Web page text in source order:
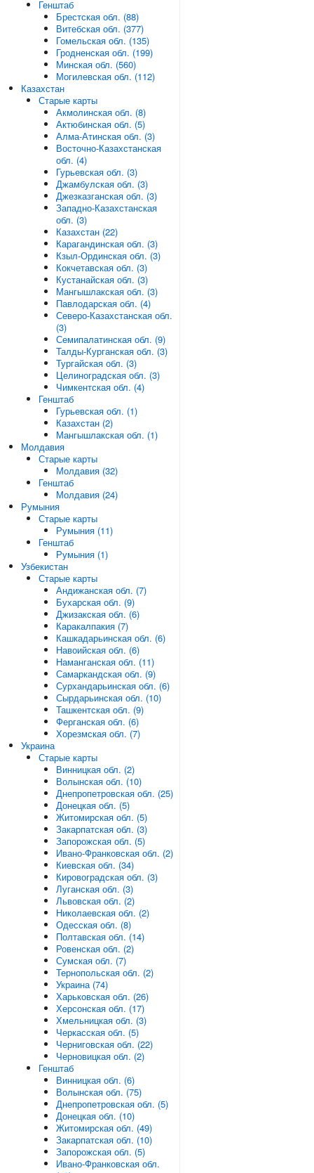
Генштаб
Брестская обл. (88)
Витебская обл. (377)
Гомельская обл. (135)
Гродненская обл. (199)
Минская обл. (560)
Могилевская обл. (112)
Казахстан
Старые карты
Акмолинская обл. (8)
Актюбинская обл. (5)
Алма-Атинская обл. (3)
Восточно-Казахстанская
обл. (4)
Гурьевская обл. (3)
Джамбулская обл. (3)
Джезказганская обл. (3)
Западно-Казахстанская
обл. (3)
Казахстан (22)
Карагандинская обл. (3)
Кзыл-Ординская обл. (3)
Кокчетавская обл. (3)
Кустанайская обл. (3)
Мангышлакская обл. (3)
Павлодарская обл. (4)
Северо-Казахстанская обл.
(3)
Семипалатинская обл. (9)
Талды-Курганская обл. (3)
Тургайская обл. (3)
Целиноградская обл. (3)
Чимкентская обл. (4)
Генштаб
Гурьевская обл. (1)
Казахстан (2)
Мангышлакская обл. (1)
Молдавия
Старые карты
Молдавия (32)
Генштаб
Молдавия (24)
Румыния
Старые карты
Румыния (11)
Генштаб
Румыния (1)
Узбекистан
Старые карты
Андижанская обл. (7)
Бухарская обл. (9)
Джизакская обл. (6)
Каракалпакия (7)
Кашкадарьинская обл. (6)
Навоийская обл. (6)
Наманганская обл. (11)
Самаркандская обл. (9)
Сурхандарьинская обл. (6)
Сырдарьинская обл. (10)
Ташкентская обл. (9)
Ферганская обл. (6)
Хорезмская обл. (7)
Украина
Старые карты
Винницкая обл. (2)
Волынская обл. (10)
Днепропетровская обл. (25)
Донецкая обл. (5)
Житомирская обл. (5)
Закарпатская обл. (3)
Запорожская обл. (5)
Ивано-Франковская обл. (2)
Киевская обл. (34)
Кировоградская обл. (3)
Луганская обл. (3)
Львовская обл. (2)
Николаевская обл. (2)
Одесская обл. (8)
Полтавская обл. (14)
Ровенская обл. (2)
Сумская обл. (7)
Тернопольская обл. (2)
Украина (74)
Харьковская обл. (26)
Херсонская обл. (17)
Хмельницкая обл. (3)
Черкасская обл. (5)
Черниговская обл. (22)
Черновицкая обл. (2)
Генштаб
Винницкая обл. (6)
Волынская обл. (75)
Днепропетровская обл. (5)
Донецкая обл. (10)
Житомирская обл. (49)
Закарпатская обл. (10)
Запорожская обл. (5)
Ивано-Франковская обл.